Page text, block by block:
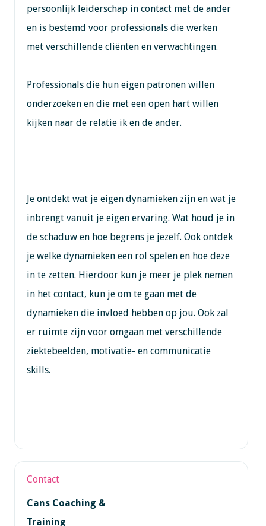
persoonlijk leiderschap in contact met de ander
en is bestemd voor professionals die werken
met verschillende cliënten en verwachtingen.
Professionals die hun eigen patronen willen
onderzoeken en die met een open hart willen
kijken naar de relatie ik en de ander.
Je ontdekt wat je eigen dynamieken zijn en wat je
inbrengt vanuit je eigen ervaring. Wat houd je in
de schaduw en hoe begrens je jezelf. Ook ontdek
je welke dynamieken een rol spelen en hoe deze
in te zetten. Hierdoor kun je meer je plek nemen
in het contact, kun je om te gaan met de
dynamieken die invloed hebben op jou. Ook zal
er ruimte zijn voor omgaan met verschillende
ziektebeelden, motivatie- en communicatie
skills.
Contact
Cans Coaching &
Training